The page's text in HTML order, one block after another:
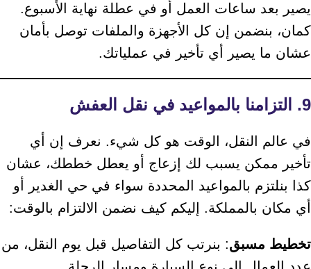
يصير بعد ساعات العمل أو في عطلة نهاية الأسبوع.
كمان، بنضمن إن كل الأجهزة والملفات توصل بأمان
عشان ما يصير أي تأخير في عملياتك.
9. التزامنا بالمواعيد في نقل العفش
في عالم النقل، الوقت هو كل شيء. نعرف إن أي
تأخير ممكن يسبب لك إزعاج أو يعطل خططك، عشان
كذا بنلتزم بالمواعيد المحددة سواء في حي الغدير أو
أي مكان بالمملكة. إليكم كيف نضمن الالتزام بالوقت:
تخطيط مسبق: بنرتب كل التفاصيل قبل يوم النقل، من